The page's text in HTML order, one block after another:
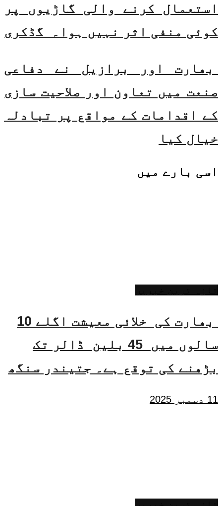
استعمال کرنے والی گاڑیوں پر
کوئی منفی اثر نہیں ہوا۔ گڈکری
بھارت اور برازیل نے دفاعی
صنعت میں تعاون اور صلاحیت سازی
کے اقدامات کے مواقع پر تبادلہ
خیال کیا
اسی بارے میں
بھارت کی خلائی معیشت اگلے 10
سالوں میں 45 بلین ڈالر تک
بڑھنے کی توقع ہے۔ جتیندر سنگھ
11 دسمبر 2025